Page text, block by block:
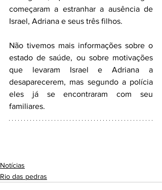
começaram a estranhar a ausência de
Israel, Adriana e seus três filhos.
Não tivemos mais informações sobre o
estado de saúde, ou sobre motivações
que levaram Israel e Adriana a
desaparecerem, mas segundo a polícia
eles já se encontraram com seu
familiares.
Notícias
Rio das pedras